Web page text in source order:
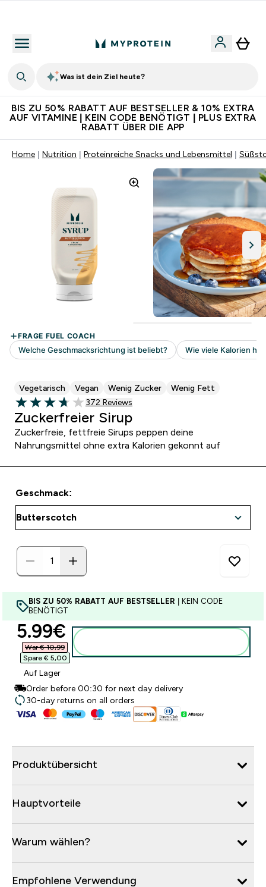
Was ist dein Ziel heute?
BIS ZU 50% RABATT AUF BESTSELLER & 10% EXTRA
AUF VITAMINE | KEIN CODE BENÖTIGT | PLUS EXTRA
RABATT ÜBER DIE APP
Home Nutrition Proteinreiche Snacks und Lebensmittel
Vegetarisch Vegan Wenig Zucker Wenig Fett
3.72 out of 5 stars
372 customer reviews
372 Reviews
Zuckerfreier Sirup
Zuckerfreie, fettfreie Sirups peppen deine
Nahrungsmittel ohne extra Kalorien gekonnt auf
Geschmack:
BIS ZU 50% RABATT AUF BESTSELLER | KEIN CODE
BENÖTIGT
discounted price
5.99€‎
War € 10,99‎
Spare € 5,00‎
Auf Lager
Order before 00:30 for next day delivery
30-day returns on all orders
Produktübersicht
Hauptvorteile
Warum wählen?
Empfohlene Verwendung